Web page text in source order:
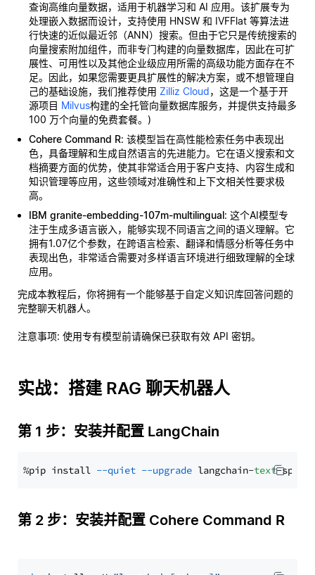
查询高维向量数据，适用于机器学习和 AI 应用。该扩展专为
处理嵌入数据而设计，支持使用 HNSW 和 IVFFlat 等算法进
行快速的近似最近邻（ANN）搜索。但由于它只是传统搜索的
向量搜索附加组件，而非专门构建的向量数据库，因此在可扩
展性、可用性以及其他企业级应用所需的高级功能方面存在不
足。因此，如果您需要更具扩展性的解决方案，或不想管理自
己的基础设施，我们推荐使用 Zilliz Cloud，这是一个基于开
源项目 Milvus构建的全托管向量数据库服务，并提供支持最多
100 万个向量的免费套餐。)
Cohere Command R: 该模型旨在高性能检索任务中表现出
色，具备理解和生成自然语言的先进能力。它在语义搜索和文
档摘要方面的优势，使其非常适合用于客户支持、内容生成和
知识管理等应用，这些领域对准确性和上下文相关性要求极
高。
IBM granite-embedding-107m-multilingual: 这个AI模型专
注于生成多语言嵌入，能够实现不同语言之间的语义理解。它
拥有1.07亿个参数，在跨语言检索、翻译和情感分析等任务中
表现出色，非常适合需要对多样语言环境进行细致理解的全球
应用。
完成本教程后，你将拥有一个能够基于自定义知识库回答问题的
完整聊天机器人。
注意事项: 使用专有模型前请确保已获取有效 API 密钥。
实战：搭建 RAG 聊天机器人
第 1 步：安装并配置 LangChain
%pip install --quiet --upgrade langchain-text
第 2 步：安装并配置 Cohere Command R